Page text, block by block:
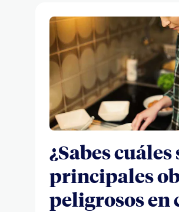
¿Sabes cuáles
principales
peligrosos en